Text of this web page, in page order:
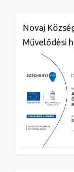
Novaj
Művelődési